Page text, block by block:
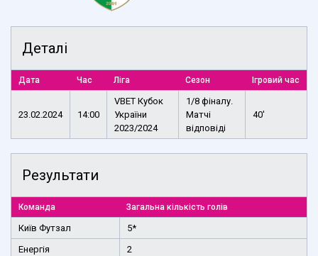
Деталі
Дата Час Ліга Сезон Ігровий час
23.02.2024 14:00
VBET Кубок
України
2023/2024
1/8 фіналу.
Матчі
відповіді
40'
Результати
Команда Загальна кількість голів
Київ Футзал
5*
Енергія
2